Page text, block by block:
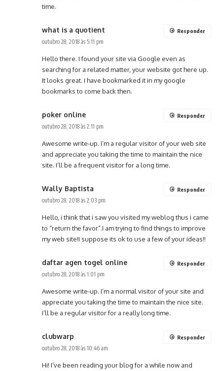
time.
what is a quotient
outubro 28, 2018 às 5:11 pm
Hello there. I found your site via Google even as
searching for a related matter, your website got here up.
It looks great. I have bookmarked it in my google
bookmarks to come back then.
Responder
poker online
outubro 28, 2018 às 2:11 pm
Awesome write-up. I’m a regular visitor of your web site
and appreciate you taking the time to maintain the nice
site. I’ll be a frequent visitor for a long time.
Responder
Wally Baptista
outubro 28, 2018 às 2:03 pm
Hello, i think that i saw you visited my weblog thus i came
to “return the favor”.I am trying to find things to improve
my web site!I suppose its ok to use a few of your ideas!!
Responder
daftar agen togel online
outubro 28, 2018 às 1:01 pm
Awesome write-up. I’m a normal visitor of your site and
appreciate you taking the time to maintain the nice site.
I’ll be a regular visitor for a really long time.
Responder
clubwarp
outubro 28, 2018 às 10:46 am
Hi! I’ve been reading your blog for a while now and
Responder